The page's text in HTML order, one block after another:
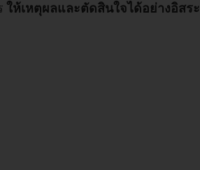
ให้เหตุผลและตัดสินใจได้อย่างอิสระ